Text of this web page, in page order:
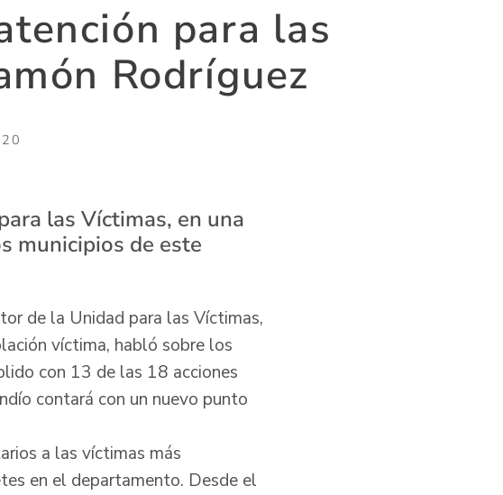
para las
Rodríguez
las Víctimas, en una
municipios de este
de la Unidad para las Víctimas,
víctima, habló sobre los
con 13 de las 18 acciones
contará con un nuevo punto
a las víctimas más
en el departamento. Desde el